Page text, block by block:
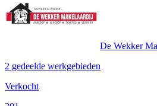
De Wekker
2 gedeelde werkgebieden
Verkocht